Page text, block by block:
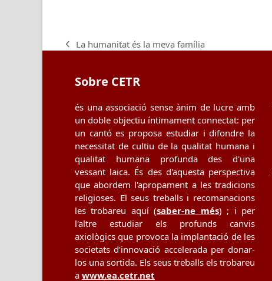
previous
La humanitat és la meva família
Sobre CETR
és una associació sense ànim de lucre amb
un doble objectiu íntimament connectat: per
un cantó es proposa estudiar i difondre la
necessitat de cultiu de la qualitat humana i
qualitat humana profunda des d'una
vessant laica. És des d'aquesta perspectiva
que abordem l'apropament a les tradicions
religioses. El seus treballs i recomanacions
les trobareu aquí (saber-ne més) ; i per
l'altre estudiar els profunds canvis
axiològics que provoca la implantació de les
societats d’innovació accelerada per donar-
los una sortida. Els seus treballs els trobareu
a www.ea.cetr.net